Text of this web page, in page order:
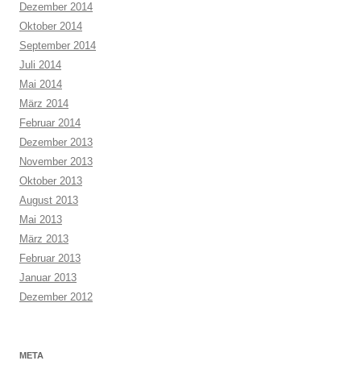
Dezember 2014
Oktober 2014
September 2014
Juli 2014
Mai 2014
März 2014
Februar 2014
Dezember 2013
November 2013
Oktober 2013
August 2013
Mai 2013
März 2013
Februar 2013
Januar 2013
Dezember 2012
META